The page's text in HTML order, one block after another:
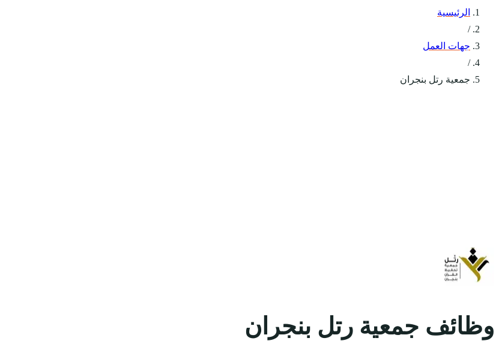
الرئيسية
/
جهات العمل
/
جمعية رتل بنجران
وظائف جمعية رتل بنجران